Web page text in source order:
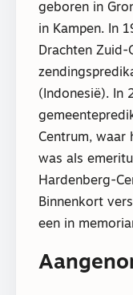
geboren in
in Kampen. In
Drachten
(Indonesië). In
Centrum, waar
was als
Hardenberg-
Binnenkort
een in